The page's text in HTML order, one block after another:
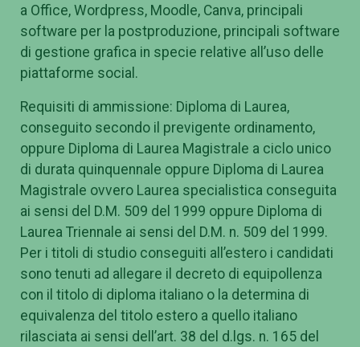
a Office, Wordpress, Moodle, Canva, principali
software per la postproduzione, principali software
di gestione grafica in specie relative all’uso delle
piattaforme social.
Requisiti di ammissione: Diploma di Laurea,
conseguito secondo il previgente ordinamento,
oppure Diploma di Laurea Magistrale a ciclo unico
di durata quinquennale oppure Diploma di Laurea
Magistrale ovvero Laurea specialistica conseguita
ai sensi del D.M. 509 del 1999 oppure Diploma di
Laurea Triennale ai sensi del D.M. n. 509 del 1999.
Per i titoli di studio conseguiti all’estero i candidati
sono tenuti ad allegare il decreto di equipollenza
con il titolo di diploma italiano o la determina di
equivalenza del titolo estero a quello italiano
rilasciata ai sensi dell’art. 38 del d.lgs. n. 165 del